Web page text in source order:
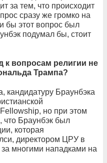
за тем, что происходит
сразу же громко на
бы этот вопрос был
подумал бы, стоит
вопросам религии не
Трампа?
кандидатуру Браунбэка
но при этом
что Браунбэк был
которая
директором ЦРУ в
многими нападками на